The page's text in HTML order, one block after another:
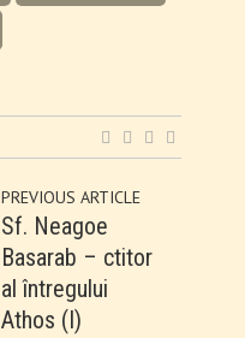
PREVIOUS ARTICLE
Sf. Neagoe
Basarab – ctitor
al întregului
Athos (I)